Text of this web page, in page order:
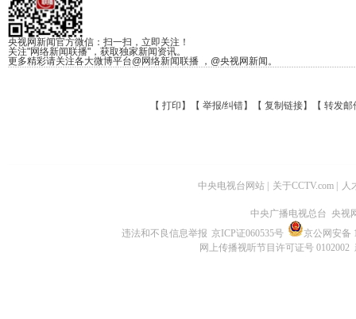
央视网新闻官方微信：扫一扫，立即关注！
关注"网络新闻联播"，获取独家新闻资讯。
更多精彩请关注各大微博平台@网络新闻联播 ，@央视网新闻。
【 打印 】【 举报/纠错】【 复制链接】【 转发邮
中央电视台网站 关于CCTV.com 人
中央广播电视总台 央视
违法和不良信息举报 京ICP证060535号
京公网安备
网上传播视听节目许可证号 0102002